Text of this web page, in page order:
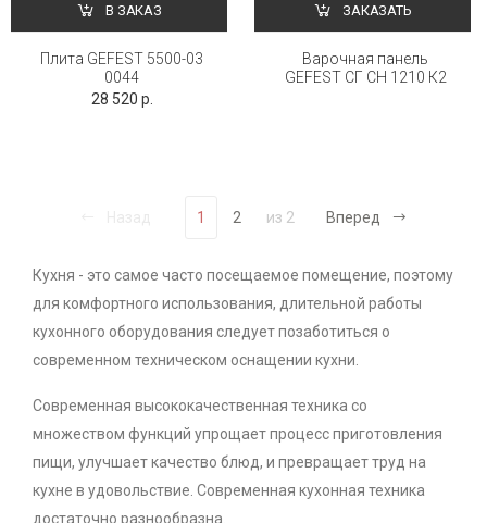
В ЗАКАЗ
Плита GEFEST 5500-03
0044
28 520 р.
ЗАКАЗАТЬ
Варочная панель
GEFEST СГ СН 1210 К2
1 2 из 2 Вперед
Кухня - это самое часто посещаемое помещение, поэтому
для комфортного использования, длительной работы
кухонного оборудования следует позаботиться о
современном техническом оснащении кухни.
Современная высококачественная техника со
множеством функций упрощает процесс приготовления
пищи, улучшает качество блюд, и превращает труд на
кухне в удовольствие. Современная кухонная техника
достаточно разнообразна.